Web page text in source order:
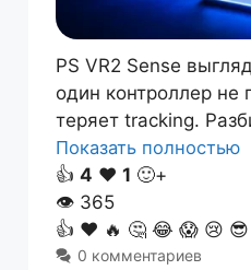
PS VR2 Sense
один контроллер не
теряет tracking.
Показать полностью
👍 4 ❤️ 1 🙂+
👁 365
👍 ❤️ 🔥 🤔 😂 😱 😢 😎
0 комментариев